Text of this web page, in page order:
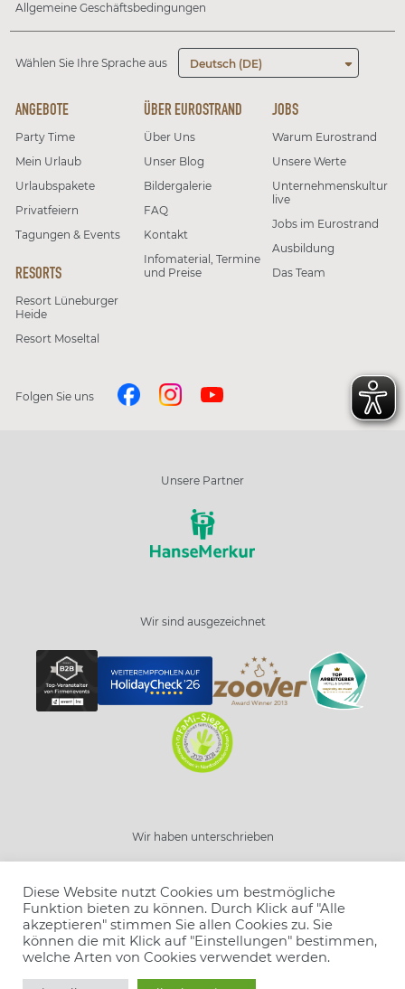
Allgemeine Geschäftsbedingungen
Wählen Sie Ihre Sprache aus Deutsch (DE)
ANGEBOTE
Party Time
Mein Urlaub
Urlaubspakete
Privatfeiern
Tagungen & Events
RESORTS
Resort Lüneburger
Heide
Resort Moseltal
ÜBER EUROSTRAND
Über Uns
Unser Blog
Bildergalerie
FAQ
Kontakt
Infomaterial, Termine
und Preise
JOBS
Warum Eurostrand
Unsere Werte
Unternehmenskultur
live
Jobs im Eurostrand
Ausbildung
Das Team
Folgen Sie uns
Unsere Partner
Wir sind ausgezeichnet
Wir haben unterschrieben
Diese Website nutzt Cookies um bestmögliche
Funktion bieten zu können. Durch Klick auf "Alle
akzeptieren" stimmen Sie allen Cookies zu. Sie
können die mit Klick auf "Einstellungen" bestimmen,
welche Arten von Cookies verwendet werden.